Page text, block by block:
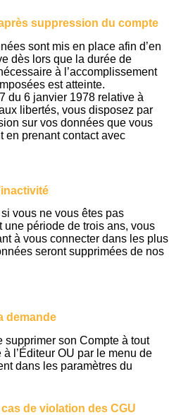
suppression du compte
sont mis en place afin d’en
dès lors que la durée de
à l’accomplissement
est atteinte.
du 6 janvier 1978 relative à
libertés, vous disposez par
sur vos données que vous
en prenant contact avec
vous ne vous êtes pas
période de trois ans, vous
à vous connecter dans les plus
seront supprimées de nos
demande
supprimer son Compte à tout
l’Éditeur OU par le menu de
dans les paramètres du
de violation des CGU